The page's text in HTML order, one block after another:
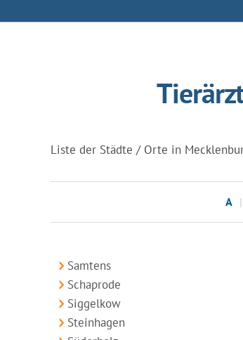
Liste der Städte / Orte in
A
Samtens
Schaprode
Siggelkow
Steinhagen